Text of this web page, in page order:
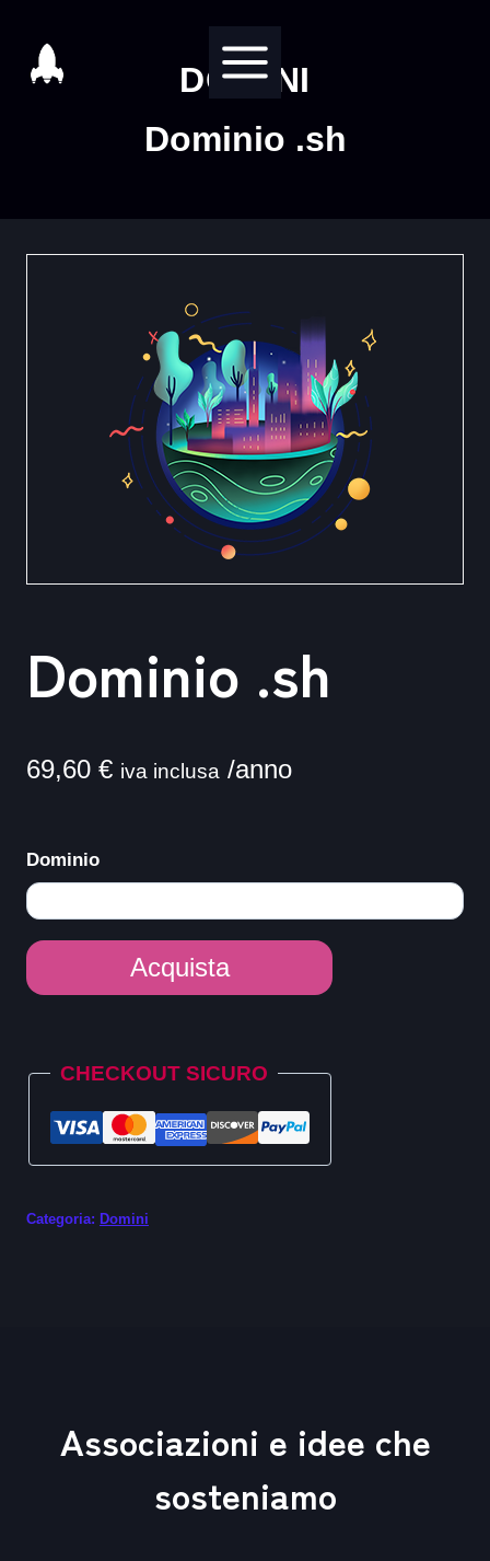
contenuto
DOMINI
Dominio .sh
Dominio .sh
69,60 € iva inclusa /anno
Dominio
Dominio
.sh
Acquista
CHECKOUT SICURO
Categoria: Domini
Associazioni e idee che
sosteniamo